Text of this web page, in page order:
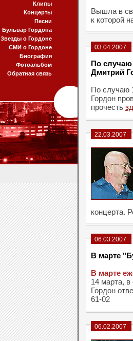
Клипы
Концерты
Песни
Бульвар Гордона
Звезды о Гордоне
СМИ о Гордоне
Биография
Фотоальбом
Обратная связь
Вышла в
к которой
03.04.2007
По случаю
Дмитрий
По случаю
Гордон
прочесть
22.03.2007
концерта.
06.03.2007
В марте
В марте
14 марта, в
Гордон
61-02
06.02.2007